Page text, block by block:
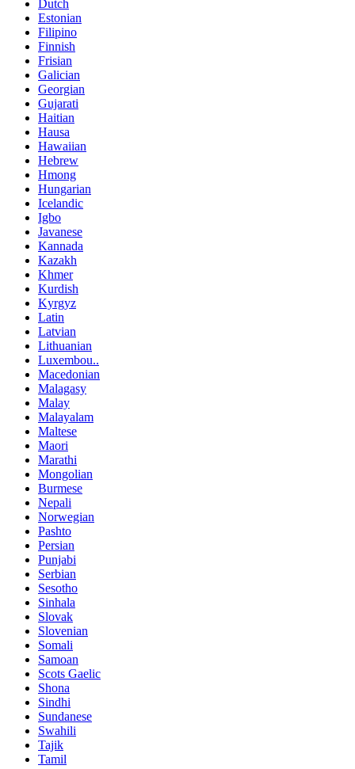
Dutch
Estonian
Filipino
Finnish
Frisian
Galician
Georgian
Gujarati
Haitian
Hausa
Hawaiian
Hebrew
Hmong
Hungarian
Icelandic
Igbo
Javanese
Kannada
Kazakh
Khmer
Kurdish
Kyrgyz
Latin
Latvian
Lithuanian
Luxembou..
Macedonian
Malagasy
Malay
Malayalam
Maltese
Maori
Marathi
Mongolian
Burmese
Nepali
Norwegian
Pashto
Persian
Punjabi
Serbian
Sesotho
Sinhala
Slovak
Slovenian
Somali
Samoan
Scots Gaelic
Shona
Sindhi
Sundanese
Swahili
Tajik
Tamil